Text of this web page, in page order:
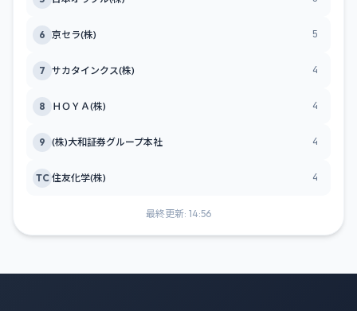
6 京セラ(株) 5
7 サカタインクス(株) 4
8 ＨＯＹＡ(株) 4
9 (株)大和証券グループ本社 4
TC 住友化学(株) 4
最終更新: 14:56